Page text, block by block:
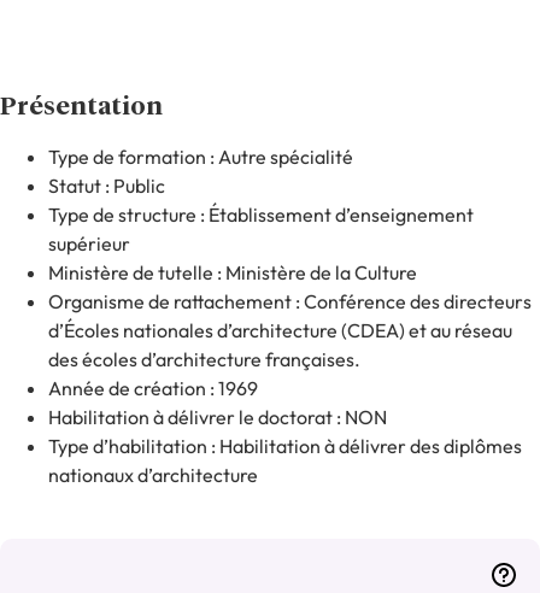
Présentation
Type de formation : Autre spécialité
Statut : Public
Type de structure : Établissement d’enseignement
supérieur
Ministère de tutelle : Ministère de la Culture
Organisme de rattachement : Conférence des directeurs
d’Écoles nationales d’architecture (CDEA) et au réseau
des écoles d’architecture françaises.
Année de création : 1969
Habilitation à délivrer le doctorat : NON
Type d’habilitation : Habilitation à délivrer des diplômes
nationaux d’architecture